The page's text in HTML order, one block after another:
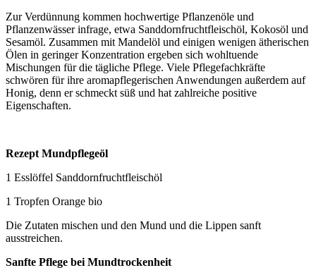
Zur Verdünnung kommen hochwertige Pflanzenöle und
Pflanzenwässer infrage, etwa Sanddornfruchtfleischöl, Kokosöl und
Sesamöl. Zusammen mit Mandelöl und einigen wenigen ätherischen
Ölen in geringer Konzentration ergeben sich wohltuende
Mischungen für die tägliche Pflege. Viele Pflegefachkräfte
schwören für ihre aromapflegerischen Anwendungen außerdem auf
Honig, denn er schmeckt süß und hat zahlreiche positive
Eigenschaften.
Rezept Mundpflegeöl
1 Esslöffel Sanddornfruchtfleischöl
1 Tropfen Orange bio
Die Zutaten mischen und den Mund und die Lippen sanft
ausstreichen.
Sanfte Pflege bei Mundtrockenheit